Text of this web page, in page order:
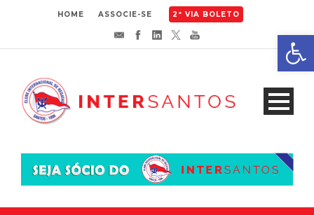
HOME ASSOCIE-SE 2ª VIA BOLETO
Abrir